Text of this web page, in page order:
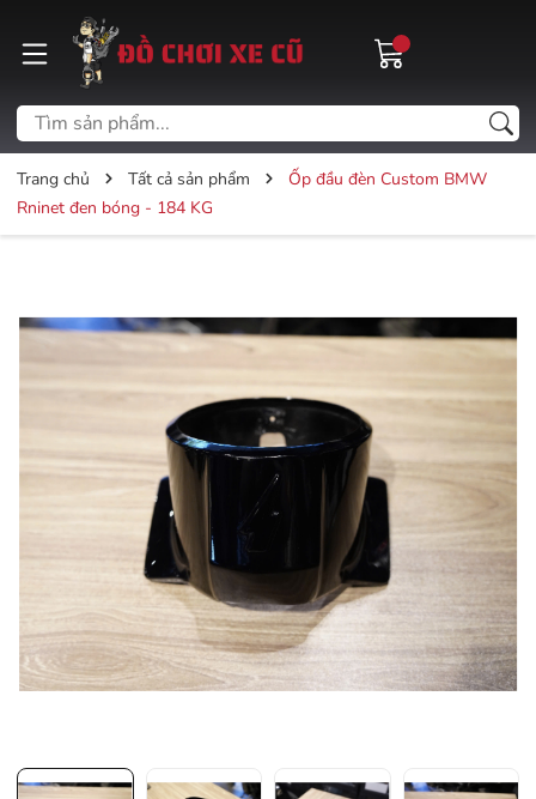
Trang chủ Tất cả sản phẩm
Ốp đầu đèn Custom BMW
Rninet đen bóng - 184 KG